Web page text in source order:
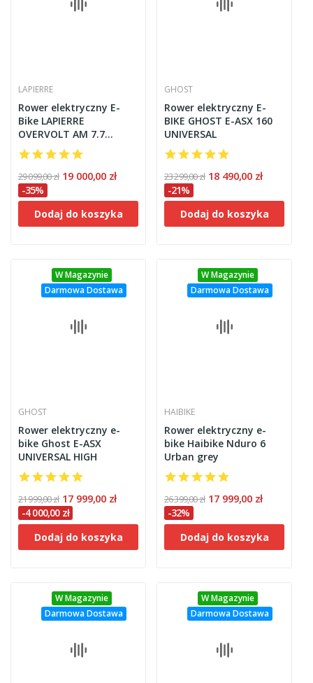
LAPIERRE
Rower elektryczny E-
Bike LAPIERRE
OVERVOLT AM 7.7
BOSCH 750WH
29 099,00 zł 19 000,00 zł
-35%
Dodaj do koszyka
GHOST
Rower elektryczny E-
BIKE GHOST E-ASX 160
UNIVERSAL
23 299,00 zł 18 490,00 zł
-21%
Dodaj do koszyka
W Magazynie
Darmowa Dostawa
GHOST
Rower elektryczny e-
bike Ghost E-ASX
UNIVERSAL HIGH
21 999,00 zł 17 999,00 zł
-4 000,00 zł
Dodaj do koszyka
W Magazynie
Darmowa Dostawa
HAIBIKE
Rower elektryczny e-
bike Haibike Nduro 6
Urban grey
26 399,00 zł 17 999,00 zł
-32%
Dodaj do koszyka
W Magazynie
Darmowa Dostawa
W Magazynie
Darmowa Dostawa